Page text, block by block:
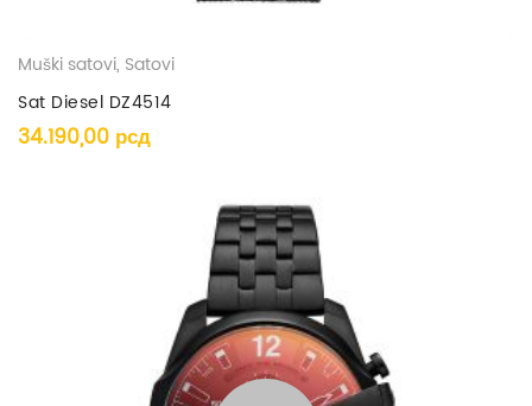
Muški satovi, Satovi
Sat Diesel DZ4514
34.190,00 рсд